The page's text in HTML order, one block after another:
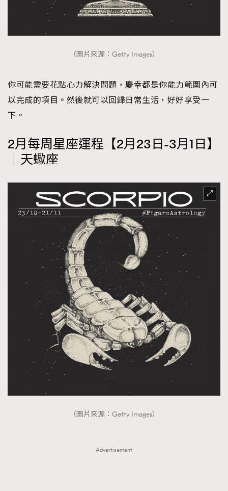
（圖片來源：Getty Images）
你可能需要花點心力解決問題，慶幸都是你能力範圍內可
以完成的項目。然後就可以回歸日常生活，好好享受一
下。
2月每周星座運程【2月23日-3月1日】
｜天蠍座
（圖片來源：Getty Images）
Advertisement